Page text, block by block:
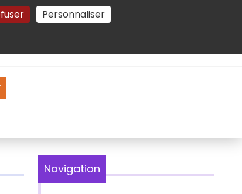
Personnaliser
des cookies
Navigation